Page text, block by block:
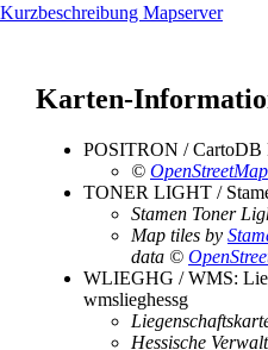
Kurzbeschreibung Mapserver
Karten-
POSITRON / CartoDB
© OpenStreetMap
TONER LIGHT /
Stamen Toner
Map tiles by
data ©
WLIEGHG / WMS:
wmslieghessg
Hessische